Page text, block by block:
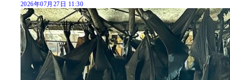
2026年07月27日 11:30